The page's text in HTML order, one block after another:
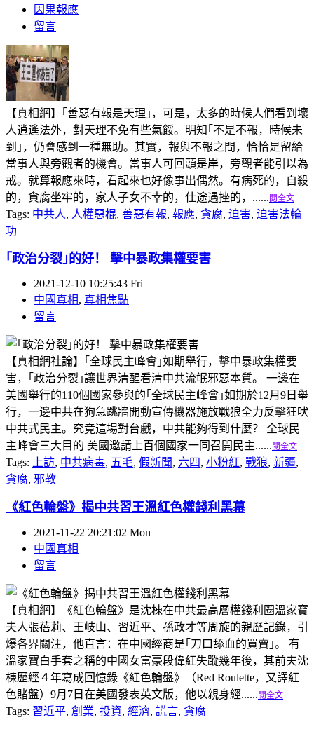
因果報應
留言
【真相網】｢善惡有報是天理｣，可是，太多的時候人們看到壞
人逍遙法外，對天理不免有些氣餒。明知｢不是不報，時候未
到｣，仍會感到一種無助。其實，報與不報之間，恰恰是留給
當事人與旁觀者的機會。當事人可回頭是岸，旁觀者能引以為
戒。就算報應來時，看起來也好像事出偶然。有病死的，自殺
的，貪腐坐牢的，家人子女不幸的，仕途遇挫的，...... 閱全文
Tags: 中共人, 人權惡棍, 善惡有報, 報應, 貪腐, 迫害, 迫害法輪
功
｢政治分裂｣的好！ 擊中暴政集權要害
2021-12-10 10:25:43 Fri
中國真相, 真相焦點
留言
【真相網社論】｢全球民主峰會｣如期舉行，擊中暴政集權要
害，｢政治分裂｣讓世界清醒看清中共流氓邪惡本質。 一邊在
美國舉行的110個國家參與的｢全球民主峰會｣如期於12月9日舉
行，一邊中共在狗急跳牆開動宣傳機器施放戰狼全力反擊狂吠
中共式民主。究竟這場對台戲，中共能夠得到什麼？ 全球民
主峰會三大目的 美國邀請上百個國家一同召開民主...... 閱全文
Tags: 上訪, 中共病毒, 五毛, 假新聞, 六四, 小粉紅, 戰狼, 新疆,
貪腐, 邪教
《紅色輪盤》揭中共習王溫紅色權錢利黑幕
2021-11-22 20:21:02 Mon
中國真相
留言
【真相網】《紅色輪盤》是沈棟在中共最高層權錢利圈溫家寶
夫人張蓓莉、王岐山、習近平、孫政才等周旋的親歷記錄，引
爆各界關注，他直言：在中國經商是｢刀口舔血的買賣｣。 有
溫家寶白手套之稱的中國女富豪段偉紅失蹤幾年後，其前夫沈
棟歷經４年寫成回憶錄《紅色輪盤》（Red Roulette，又譯紅
色賭盤）9月7日在美國發表英文版，他以親身經...... 閱全文
Tags: 習近平, 創業, 投資, 經濟, 謊言, 貪腐